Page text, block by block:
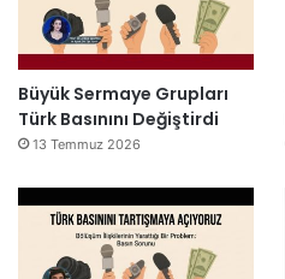
Büyük Sermaye Grupları
Türk Basınını Değiştirdi
13 Temmuz 2026